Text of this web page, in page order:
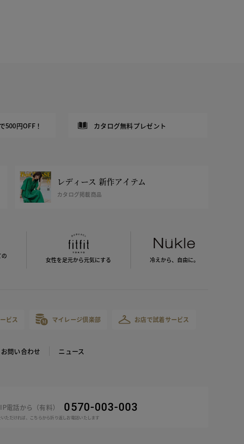
500円OFF！ カタログ無料プレゼント
レディース 新作アイテム
カタログ掲載商品
女性を足元から元気にする 冷えから、 自由に。
ビス マイレージ倶楽部 お店で試着サービス
お問い合わせ ニュース
電話から（有料） 0570-003-003
いただければ、こちらから折り返しお電話いたします